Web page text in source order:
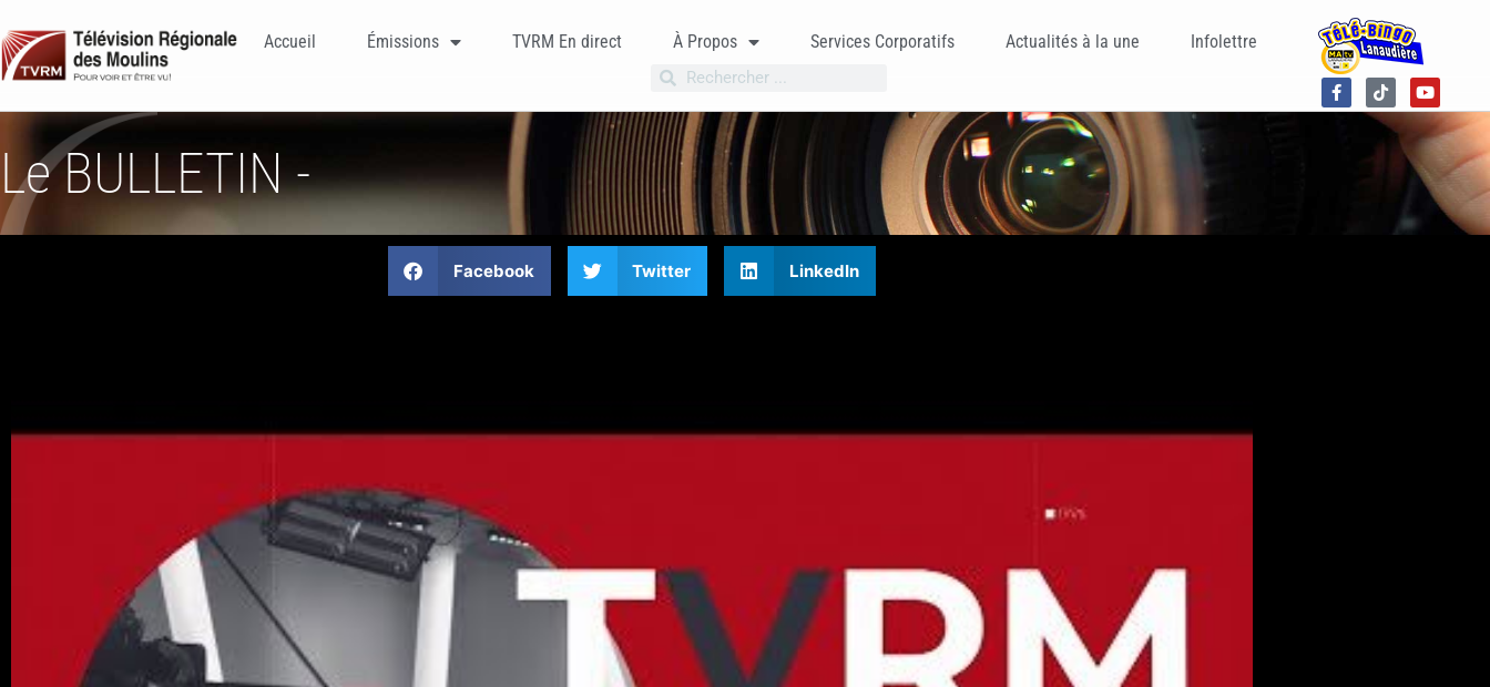
Accueil Émissions TVRM En direct À Propos Services Corporatifs Actualités à la une Infolettre
Le BULLETIN -
Facebook Twitter LinkedIn